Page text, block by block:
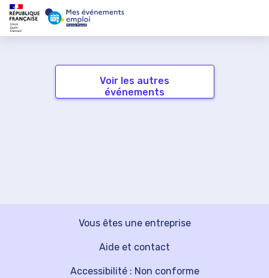
Voir les autres
événements
Vous êtes une entreprise
Aide et contact
Accessibilité : Non conforme